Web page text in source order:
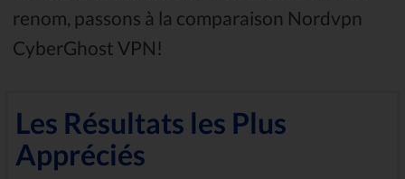
renom, passons à la comparaison Nordvpn
CyberGhost VPN!
Les Résultats les Plus
Appréciés